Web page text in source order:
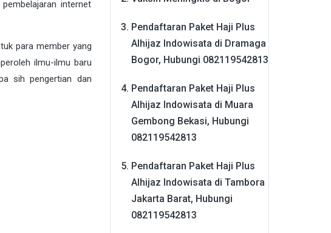
internet
para member yang
ilmu-ilmu baru
sih pengertian dan
Pendaftaran Paket Haji Plus
Alhijaz Indowisata di Dramaga
Bogor, Hubungi 082119542813
Pendaftaran Paket Haji Plus
Alhijaz Indowisata di Muara
Gembong Bekasi, Hubungi
082119542813
Pendaftaran Paket Haji Plus
Alhijaz Indowisata di Tambora
Jakarta Barat, Hubungi
082119542813